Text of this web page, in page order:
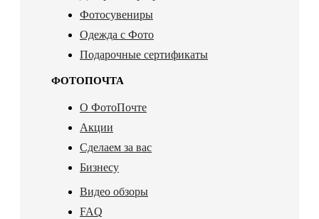
Фотосувениры
Одежда с Фото
Подарочные сертификаты
ФОТОПОЧТА
О ФотоПочте
Акции
Сделаем за вас
Бизнесу
Видео обзоры
FAQ